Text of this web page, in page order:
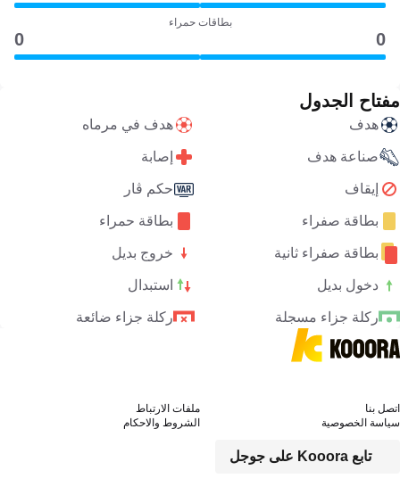
بطاقات حمراء
0
0
مفتاح الجدول
هدف هدف في مرماه
صناعة هدف إصابة
إيقاف حكم ڤار
بطاقة صفراء بطاقة حمراء
بطاقة صفراء ثانية خروج بديل
دخول بديل استبدال
ركلة جزاء مسجلة ركلة جزاء ضائعة
تابع Kooora على جوجل
اتصل بنا
ملفات الارتباط
سياسة الخصوصية
الشروط والاحكام